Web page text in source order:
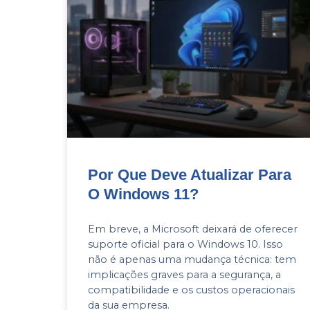
Por Que Deve Atualizar Para
O Windows 11?
Em breve, a Microsoft deixará de oferecer
suporte oficial para o Windows 10. Isso
não é apenas uma mudança técnica: tem
implicações graves para a segurança, a
compatibilidade e os custos operacionais
da sua empresa.